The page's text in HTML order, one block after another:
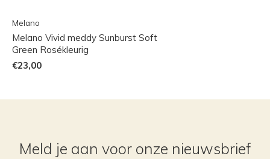
Melano
Melano Vivid meddy Sunburst Soft
Green Rosékleurig
€23,00
Meld je aan voor onze nieuwsbrief